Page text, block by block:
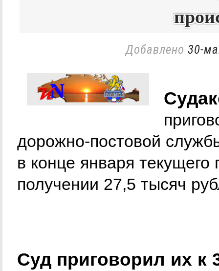
Добавлено 30-
дорожно-постовой
в конце января
получении 27,5 тысяч
Суд приговорил их